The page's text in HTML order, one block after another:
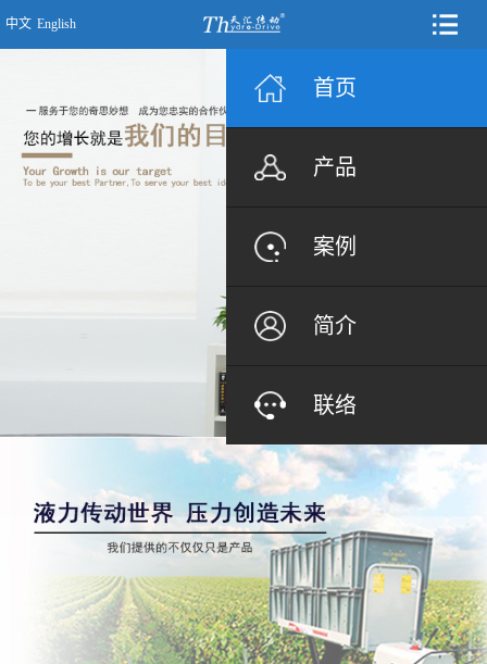
中文 English
首页
产品
案例
简介
联络